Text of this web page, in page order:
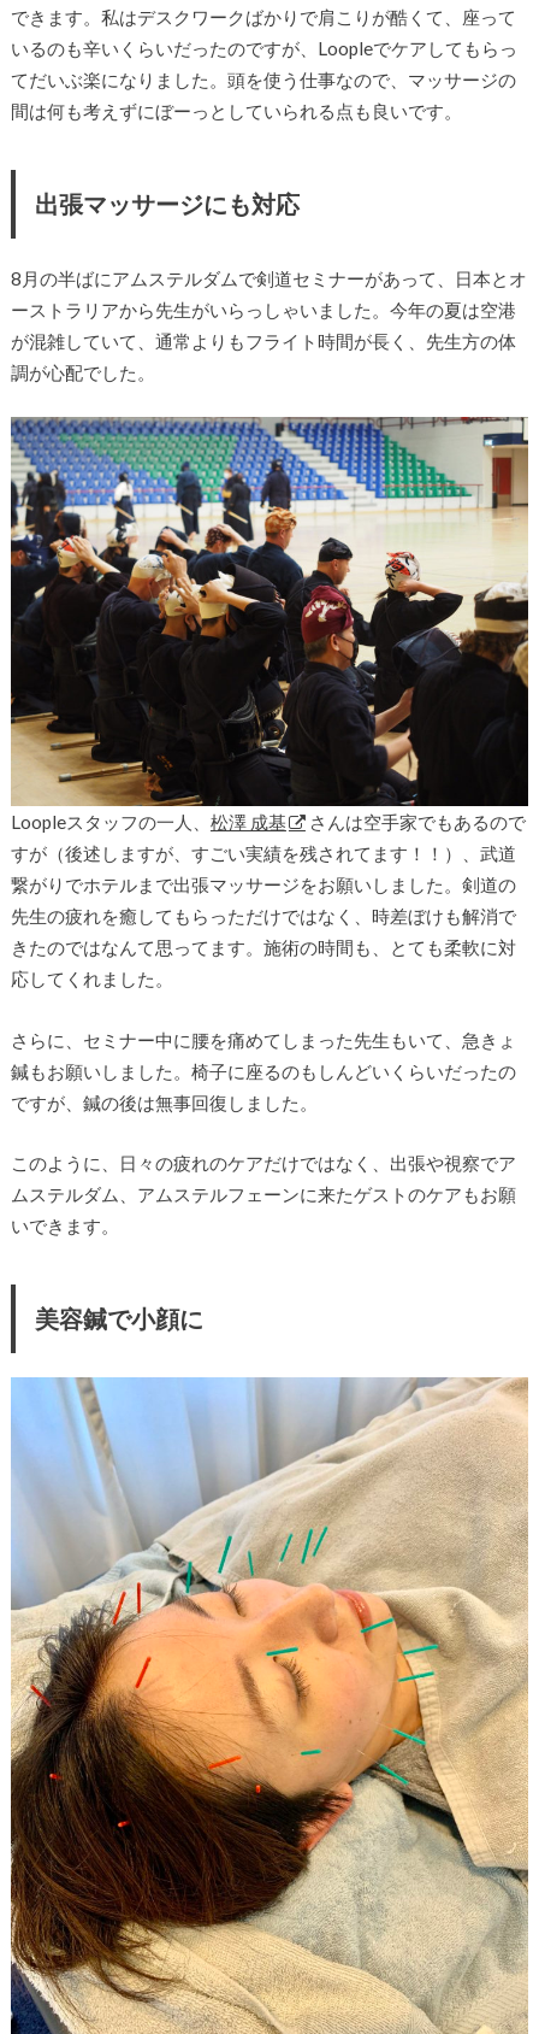
できます。私はデスクワークばかりで肩こりが酷くて、座って
いるのも辛いくらいだったのですが、Loopleでケアしてもらっ
てだいぶ楽になりました。頭を使う仕事なので、マッサージの
間は何も考えずにぼーっとしていられる点も良いです。
出張マッサージにも対応
8月の半ばにアムステルダムで剣道セミナーがあって、日本とオ
ーストラリアから先生がいらっしゃいました。今年の夏は空港
が混雑していて、通常よりもフライト時間が長く、先生方の体
調が心配でした。
Loopleスタッフの一人、 松澤 成基
さんは空手家でもあるので
すが（後述しますが、すごい実績を残されてます！！）、武道
繋がりでホテルまで出張マッサージをお願いしました。剣道の
先生の疲れを癒してもらっただけではなく、時差ぼけも解消で
きたのではなんて思ってます。施術の時間も、とても柔軟に対
応してくれました。
さらに、セミナー中に腰を痛めてしまった先生もいて、急きょ
鍼もお願いしました。椅子に座るのもしんどいくらいだったの
ですが、鍼の後は無事回復しました。
このように、日々の疲れのケアだけではなく、出張や視察でア
ムステルダム、アムステルフェーンに来たゲストのケアもお願
いできます。
美容鍼で小顔に